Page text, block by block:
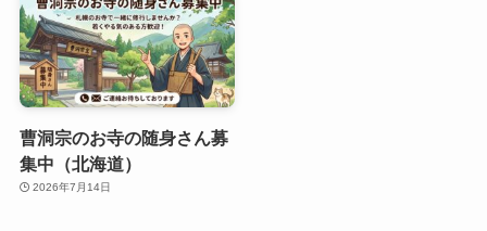
曹洞宗のお寺の随身さん募
集中（北海道）
2026年7月14日